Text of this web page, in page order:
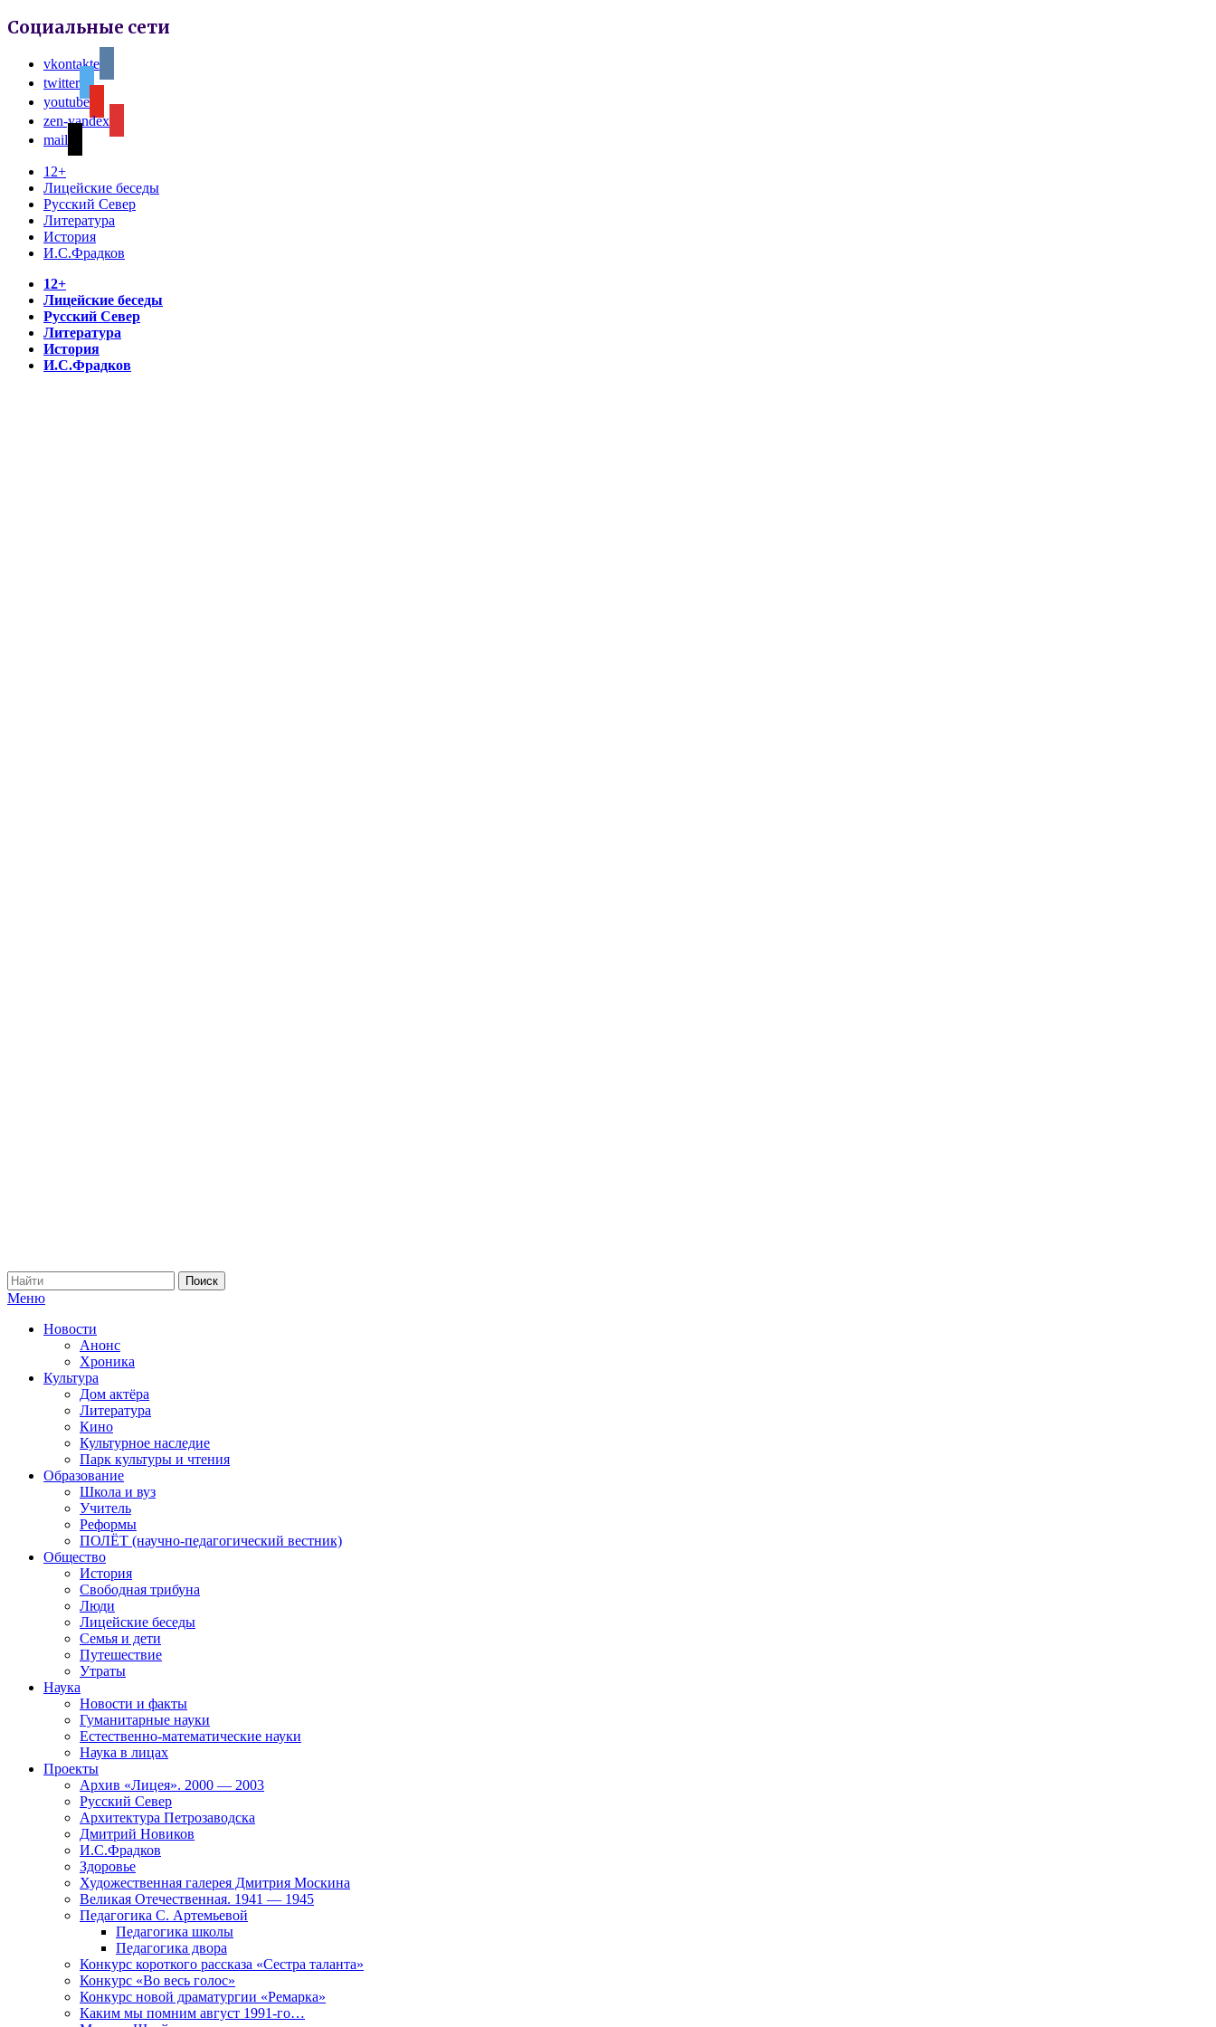
Социальные сети
vkontakte
twitter
youtube
zen-yandex
mail
12+
Лицейские беседы
Русский Север
Литература
История
И.С.Фрадков
12+
Лицейские беседы
Русский Север
Литература
История
И.С.Фрадков
Меню
Новости
Анонс
Хроника
Культура
Дом актёра
Литература
Кино
Культурное наследие
Парк культуры и чтения
Образование
Школа и вуз
Учитель
Реформы
ПОЛЁТ (научно-педагогический вестник)
Общество
История
Свободная трибуна
Люди
Лицейские беседы
Семья и дети
Путешествие
Утраты
Наука
Новости и факты
Гуманитарные науки
Естественно-математические науки
Наука в лицах
Проекты
Архив «Лицея». 2000 — 2003
Русский Север
Архитектура Петрозаводска
Дмитрий Новиков
И.С.Фрадков
Здоровье
Художественная галерея Дмитрия Москина
Великая Отечественная. 1941 — 1945
Педагогика С. Артемьевой
Педагогика школы
Педагогика двора
Конкурс короткого рассказа «Сестра таланта»
Конкурс «Во весь голос»
Конкурс новой драматургии «Ремарка»
Каким мы помним август 1991-го…